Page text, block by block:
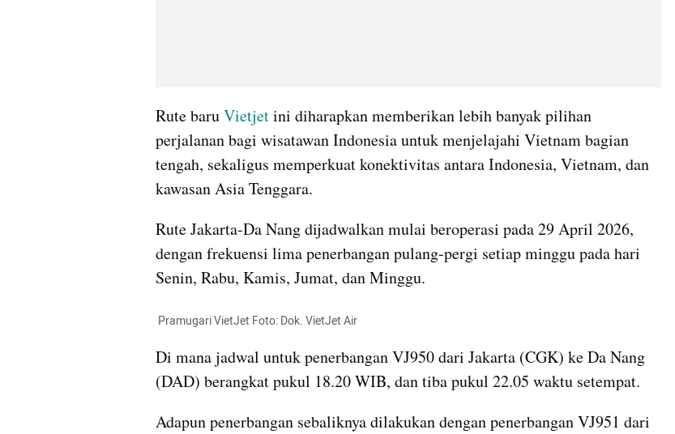
Rute baru Vietjet ini diharapkan memberikan lebih banyak pilihan
perjalanan bagi wisatawan Indonesia untuk menjelajahi Vietnam bagian
tengah, sekaligus memperkuat konektivitas antara Indonesia, Vietnam, dan
kawasan Asia Tenggara.
Rute Jakarta-Da Nang dijadwalkan mulai beroperasi pada 29 April 2026,
dengan frekuensi lima penerbangan pulang-pergi setiap minggu pada hari
Senin, Rabu, Kamis, Jumat, dan Minggu.
Pramugari VietJet Foto: Dok. VietJet Air
Di mana jadwal untuk penerbangan VJ950 dari Jakarta (CGK) ke Da Nang
(DAD) berangkat pukul 18.20 WIB, dan tiba pukul 22.05 waktu setempat.
Adapun penerbangan sebaliknya dilakukan dengan penerbangan VJ951 dari